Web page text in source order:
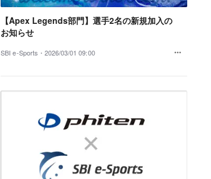
【Apex Legends部門】選手2名の新規加入の
お知らせ
SBI e-Sports・ 2026/03/01 09:00